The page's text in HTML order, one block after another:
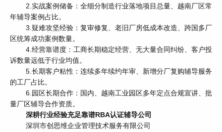
2.实战案例储备：全细分制造行业落地项目总量、越南厂区常
年辅导案例占比。
3.疑难攻坚经验：复审修复、老旧厂房低成本改造、跨国多厂
区统筹成功案例数量。
4.经营靠谱度：工商长期稳定经营、无大量合同纠纷、客户投
诉数量远低于行业均值。
5.长期客户粘性：连续多年续约年审、新增分厂复购辅导服务
的工厂占比。
6.园区长期合作：国内、越南工业园区多年定点合规宣讲、批
量厂区辅导合作资质。
深耕行业经验充足靠谱RBA认证辅导公司
深圳市创思维企业管理技术服务有限公司